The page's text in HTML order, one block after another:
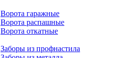
Ворота гаражные
Ворота распашные
Ворота откатные
Заборы из профнастила